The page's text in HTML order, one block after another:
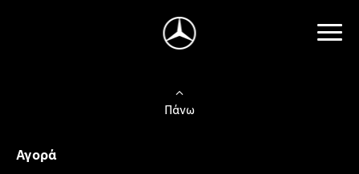
Πάνω
Αγορά